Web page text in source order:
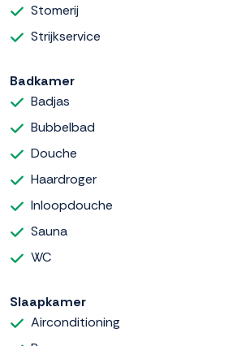
Stomerij
Strijkservice
Badkamer
Badjas
Bubbelbad
Douche
Haardroger
Inloopdouche
Sauna
WC
Slaapkamer
Airconditioning